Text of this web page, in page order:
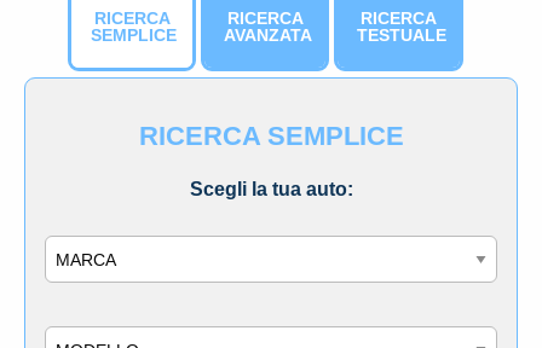
RICERCA
SEMPLICE
RICERCA
AVANZATA
RICERCA
TESTUALE
RICERCA SEMPLICE
Scegli la tua auto: